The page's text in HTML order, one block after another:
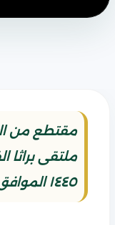
مقتطع من
١٤٤٥ الموافق ١/ ١٢/ ٢٠٢٣